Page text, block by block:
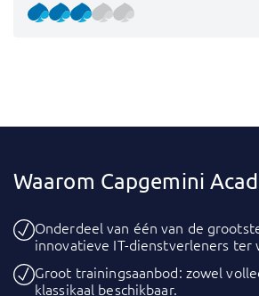
Waarom Capgemini
Onderdeel van één van de
innovatieve IT-dienstverleners ter
Groot trainingsaanbod: zowel
klassikaal beschikbaar.